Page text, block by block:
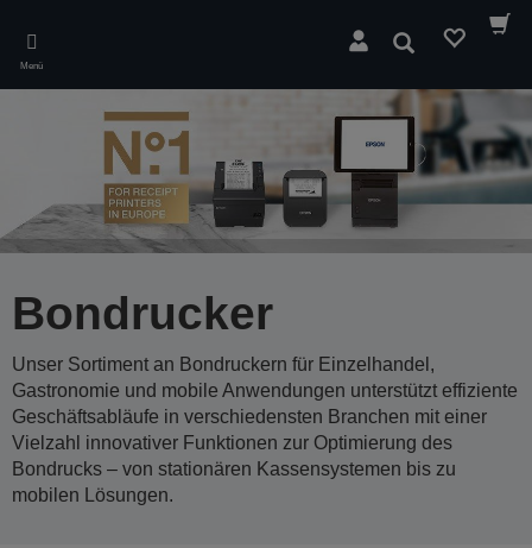
main
content
Menü
Suchen
Bondrucker
Unser Sortiment an Bondruckern für Einzelhandel,
Gastronomie und mobile Anwendungen unterstützt effiziente
Geschäftsabläufe in verschiedensten Branchen mit einer
Vielzahl innovativer Funktionen zur Optimierung des
Bondrucks – von stationären Kassensystemen bis zu
mobilen Lösungen.